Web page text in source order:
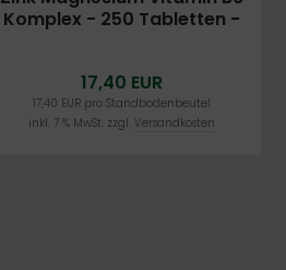
Komplex - 250 Tabletten -
17,40 EUR
17,40 EUR pro Standbodenbeutel
inkl. 7 % MwSt. zzgl.Versandkosten